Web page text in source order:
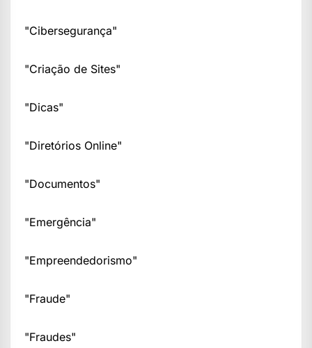
"Cibersegurança"
"Criação de Sites"
"Dicas"
"Diretórios Online"
"Documentos"
"Emergência"
"Empreendedorismo"
"Fraude"
"Fraudes"